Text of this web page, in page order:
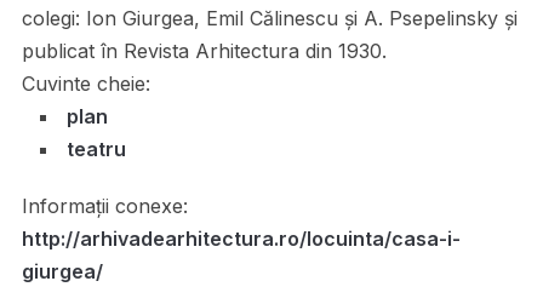
colegi: Ion Giurgea, Emil Călinescu și A. Psepelinsky și
publicat în Revista Arhitectura din 1930.
Cuvinte cheie:
plan
teatru
Informații conexe:
http://arhivadearhitectura.ro/locuinta/casa-i-
giurgea/